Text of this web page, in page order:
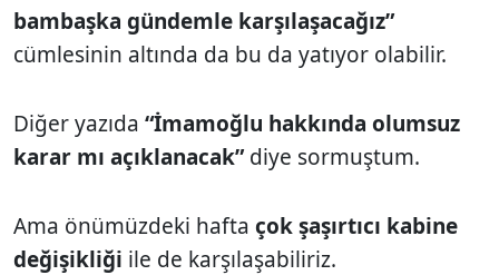
bambaşka gündemle karşılaşacağız”
cümlesinin altında da bu da yatıyor olabilir.
Diğer yazıda “İmamoğlu hakkında olumsuz
karar mı açıklanacak”diye sormuştum.
Ama önümüzdeki hafta çok şaşırtıcı kabine
değişikliği ile de karşılaşabiliriz.